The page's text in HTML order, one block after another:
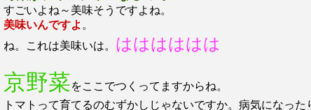
すごいよね～美味そうですよね。
美味いんですよ 。
ね。これは美味いは。 はははははは
京野菜をここでつくってますからね。
トマトって育てるのむずかしじゃないですか。病気になった